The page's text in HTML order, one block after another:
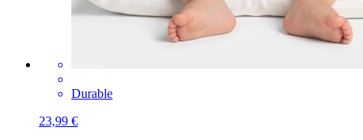
Durable
23,99 €